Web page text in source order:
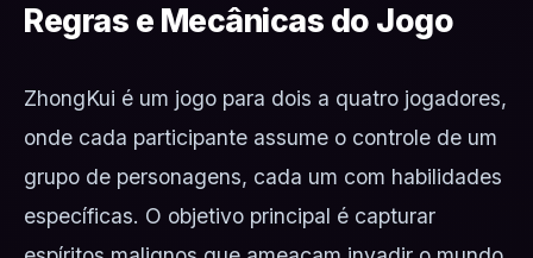
Regras e Mecânicas do Jogo
ZhongKui é um jogo para dois a quatro jogadores,
onde cada participante assume o controle de um
grupo de personagens, cada um com habilidades
específicas. O objetivo principal é capturar